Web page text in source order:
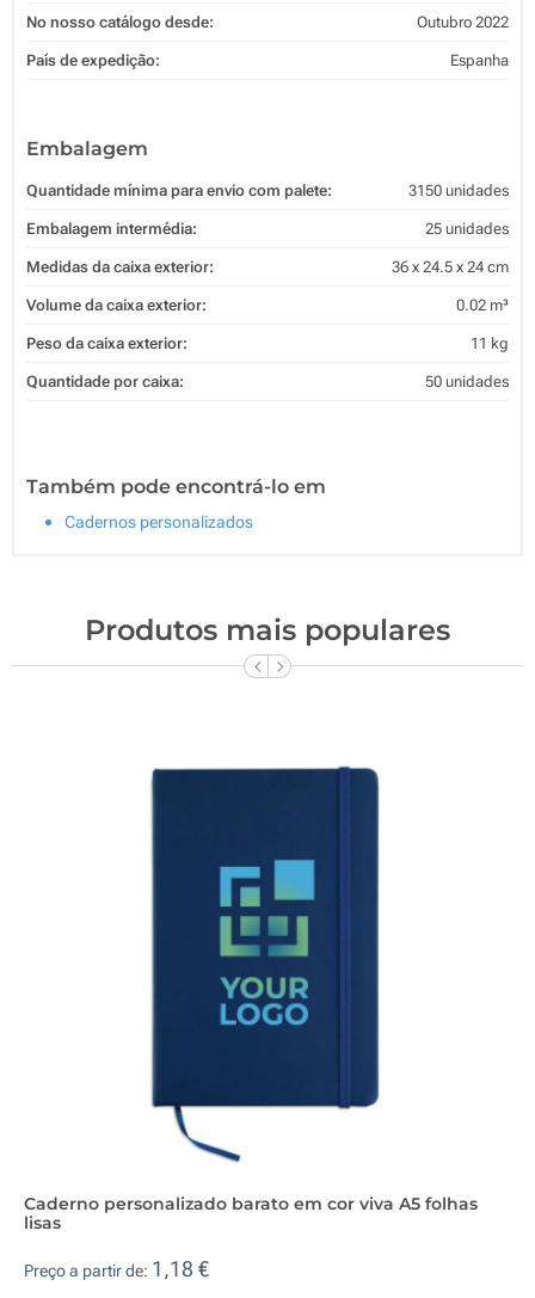
No nosso catálogo desde: Outubro 2022
País de expedição: Espanha
Embalagem
Quantidade mínima para envio com palete: 3150 unidades
Embalagem intermédia: 25 unidades
Medidas da caixa exterior: 36 x 24.5 x 24 cm
Volume da caixa exterior: 0.02 m³
Peso da caixa exterior: 11 kg
Quantidade por caixa: 50 unidades
Também pode encontrá-lo em
Cadernos personalizados
Produtos mais populares
Caderno personalizado barato em cor viva A5 folhas
lisas
Preço a partir de: 1,18 €